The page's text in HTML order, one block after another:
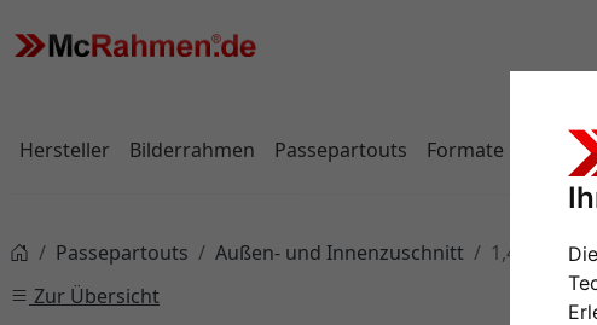
Hersteller Bilderrahmen Passepartouts Formate
Passepartouts Außen- und Innenzuschnitt
1,4 mm
Zur Übersicht